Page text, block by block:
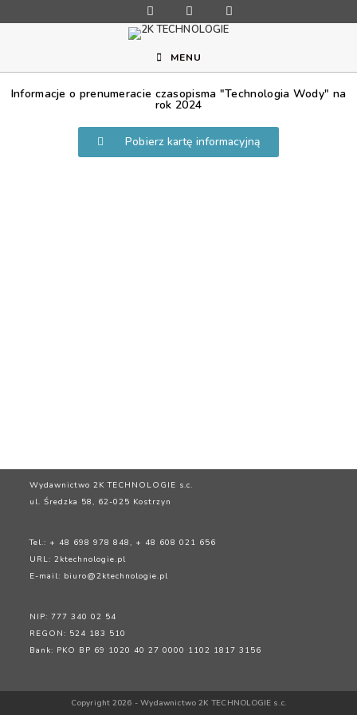
MENU
Informacje o prenumeracie czasopisma "Technologia Wody" na
rok 2024
Pobierz kartę informacyjną
Wydawnictwo 2K TECHNOLOGIE s.c.
ul. Średzka 58, 62-025 Kostrzyn
Tel.: + 48 698 978 848, + 48 608 021 656
URL:2ktechnologie.pl
E-mail: biuro@2ktechnologie.pl
NIP: 777 340 02 54
REGON: 524 183 510
Bank: PKO BP 69 1020 40 27 0000 1102 1817 3156
Copyright 2026 - Wydawnictwo 2K TECHNOLOGIE s.c.